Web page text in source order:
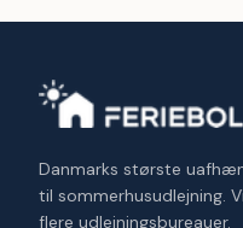
Danmarks største
til sommerhusudlejning.
flere udlejningsbureauer.